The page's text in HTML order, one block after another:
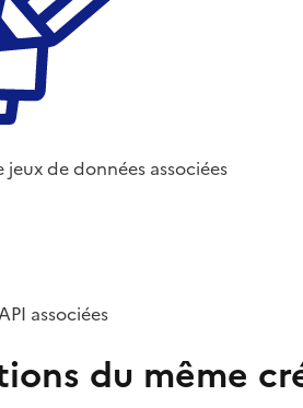
de données associées
associées
du même